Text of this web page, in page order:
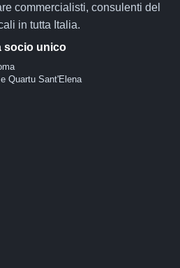
commercialisti, consulenti del
in tutta Italia.
socio unico
Quartu Sant'Elena